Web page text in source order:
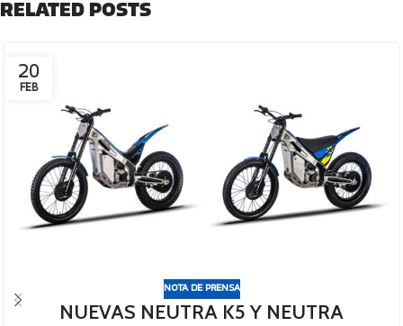
RELATED POSTS
20
FEB
NOTA DE PRENSA
NUEVAS NEUTRA K5 Y NEUTRA